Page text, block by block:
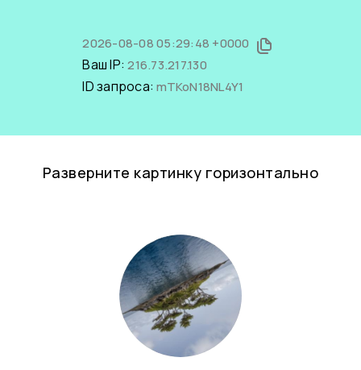
2026-08-08 05:29:48 +0000
Ваш IP:216.73.217.130
ID запроса:mTKoN18NL4Y1
Разверните картинку горизонтально